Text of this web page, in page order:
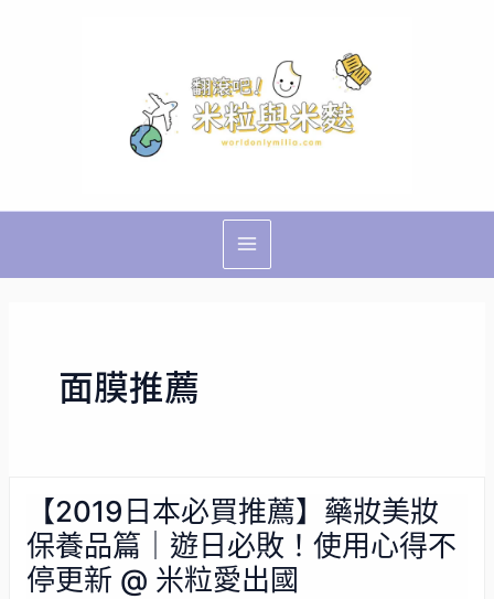
Menu
面膜推薦
【2019日本必買推薦】藥妝美妝
保養品篇｜遊日必敗！使用心得不
停更新 @ 米粒愛出國
【2019
日
本